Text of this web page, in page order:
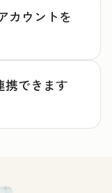
カウントを
携できます